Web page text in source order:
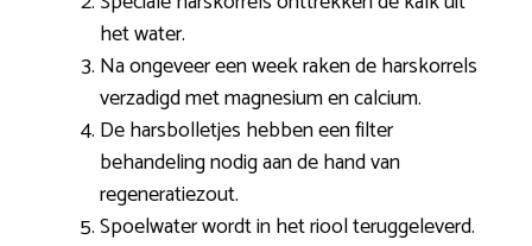
het water.
Na ongeveer een week raken de harskorrels
verzadigd met magnesium en calcium.
De harsbolletjes hebben een filter
behandeling nodig aan de hand van
regeneratiezout.
Spoelwater wordt in het riool teruggeleverd.